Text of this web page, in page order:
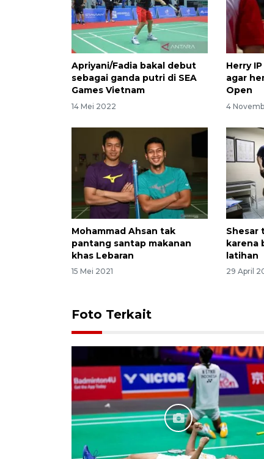
Apriyani/Fadia bakal debut
sebagai ganda putri di SEA
Games Vietnam
14 Mei 2022
Herry
agar
Open
4
Mohammad Ahsan tak
pantang santap makanan
khas Lebaran
15 Mei 2021
Shesar
karena
latihan
29 April
Foto Terkait